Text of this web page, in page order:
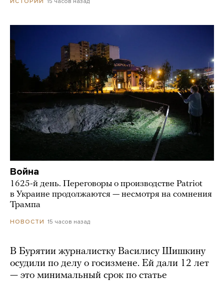
Война
1625-й день. Переговоры о производстве Patriot
в Украине продолжаются — несмотря на сомнения
Трампа
НОВОСТИ 15 часов назад
В Бурятии журналистку Василису Шишкину
осудили по делу о госизмене. Ей дали 12 лет
— это минимальный срок по статье